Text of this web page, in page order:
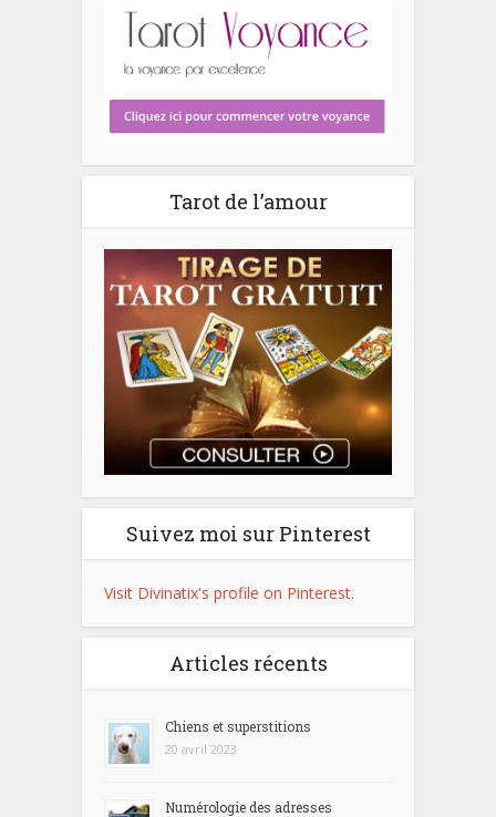
Tarot de l’amour
Suivez moi sur Pinterest
Visit Divinatix's profile on Pinterest.
Articles récents
Chiens et superstitions
20 avril 2023
Numérologie des adresses